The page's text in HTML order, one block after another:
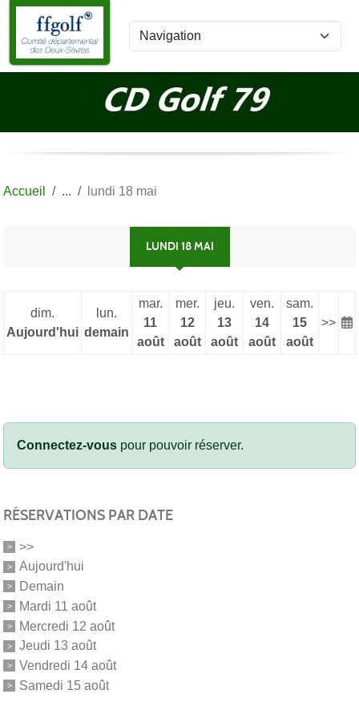
Accueil lundi 18 mai
LUNDI 18 MAI
dim.
Aujourd'hui
lun.
demain
mar.
11
août
mer.
12
août
jeu.
13
août
ven.
14
août
sam.
15
août
>>
Connectez-vous pour pouvoir réserver.
RÉSERVATIONS PAR DATE
>>
Aujourd'hui
Demain
Mardi 11 août
Mercredi 12 août
Jeudi 13 août
Vendredi 14 août
Samedi 15 août
Panneau de gestion des cookies